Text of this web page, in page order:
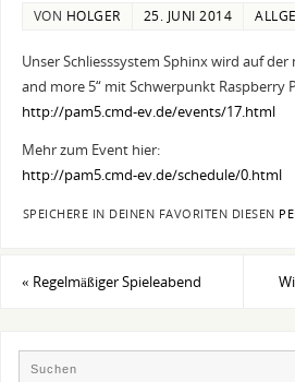
VON HOLGER 25. JUNI 2014
Unser Schliesssystem Sphinx wird auf der
and more 5“ mit Schwerpunkt Raspberry
http://pam5.cmd-ev.de/events/17.html
Mehr zum Event hier:
http://pam5.cmd-ev.de/schedule/0.html
SPEICHERE IN DEINEN FAVORITEN DIESEN
« Regelmäßiger Spieleabend